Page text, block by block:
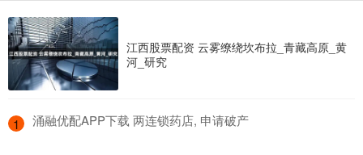
江西股票配资 云雾缭绕坎布拉_青藏高原_黄
河_研究
1 ​涌融优配APP下载 两连锁药店, 申请破产